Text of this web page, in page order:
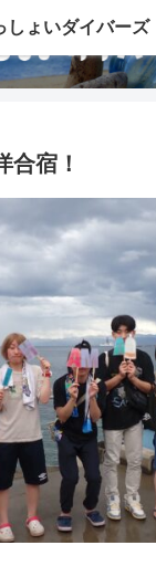
合宿！
しょいダイバーズ